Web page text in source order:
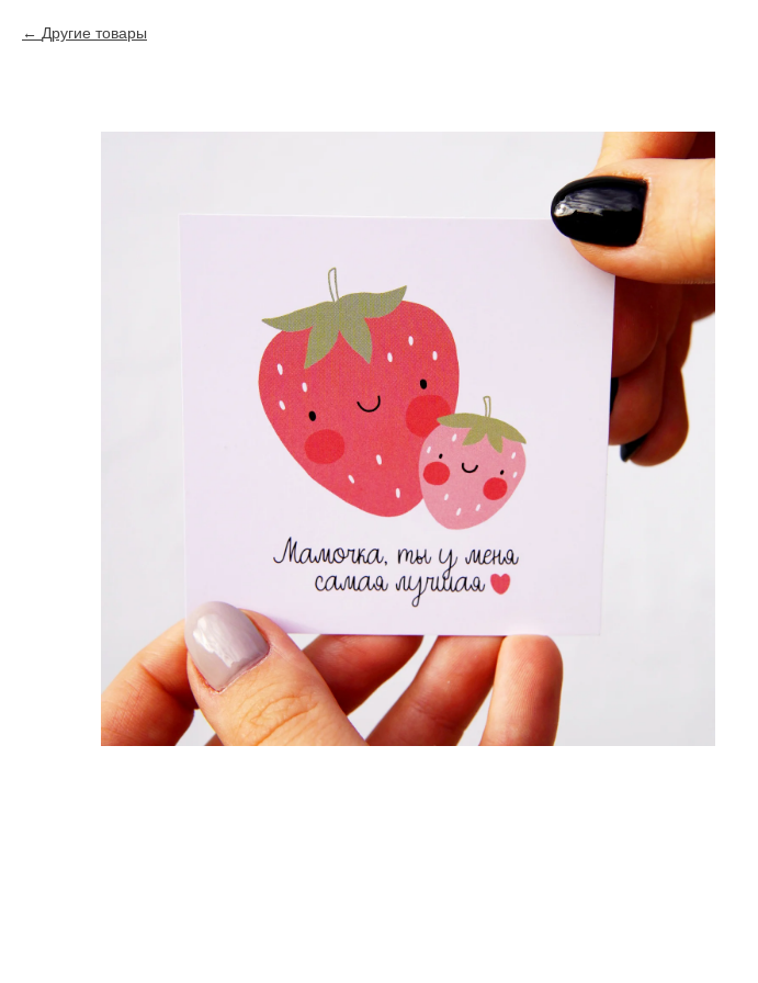
Другие товары